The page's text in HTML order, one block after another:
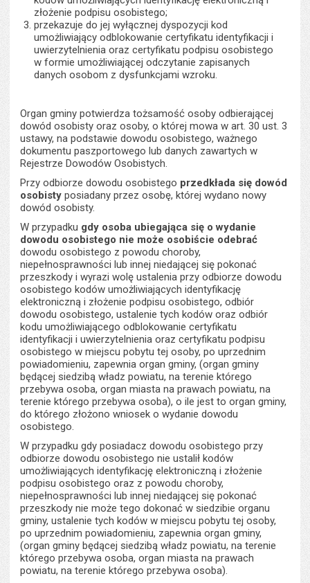
złożenie podpisu osobistego;
przekazuje do jej wyłącznej dyspozycji kod
umożliwiający odblokowanie certyfikatu identyfikacji i
uwierzytelnienia oraz certyfikatu podpisu osobistego
w formie umożliwiającej odczytanie zapisanych
danych osobom z dysfunkcjami wzroku.
Organ gminy potwierdza tożsamość osoby odbierającej
dowód osobisty oraz osoby, o której mowa w art. 30 ust. 3
ustawy, na podstawie dowodu osobistego, ważnego
dokumentu paszportowego lub danych zawartych w
Rejestrze Dowodów Osobistych.
Przy odbiorze dowodu osobistego przedkłada się dowód
osobisty posiadany przez osobę, której wydano nowy
dowód osobisty.
W przypadku gdy osoba ubiegająca się o wydanie
dowodu osobistego nie może osobiście odebrać
dowodu osobistego z powodu choroby,
niepełnosprawności lub innej niedającej się pokonać
przeszkody i wyrazi wolę ustalenia przy odbiorze dowodu
osobistego kodów umożliwiających identyfikację
elektroniczną i złożenie podpisu osobistego, odbiór
dowodu osobistego, ustalenie tych kodów oraz odbiór
kodu umożliwiającego odblokowanie certyfikatu
identyfikacji i uwierzytelnienia oraz certyfikatu podpisu
osobistego w miejscu pobytu tej osoby, po uprzednim
powiadomieniu, zapewnia organ gminy, (organ gminy
będącej siedzibą władz powiatu, na terenie którego
przebywa osoba, organ miasta na prawach powiatu, na
terenie którego przebywa osoba), o ile jest to organ gminy,
do którego złożono wniosek o wydanie dowodu
osobistego.
W przypadku gdy posiadacz dowodu osobistego przy
odbiorze dowodu osobistego nie ustalił kodów
umożliwiających identyfikację elektroniczną i złożenie
podpisu osobistego oraz z powodu choroby,
niepełnosprawności lub innej niedającej się pokonać
przeszkody nie może tego dokonać w siedzibie organu
gminy, ustalenie tych kodów w miejscu pobytu tej osoby,
po uprzednim powiadomieniu, zapewnia organ gminy,
(organ gminy będącej siedzibą władz powiatu, na terenie
którego przebywa osoba, organ miasta na prawach
powiatu, na terenie którego przebywa osoba).